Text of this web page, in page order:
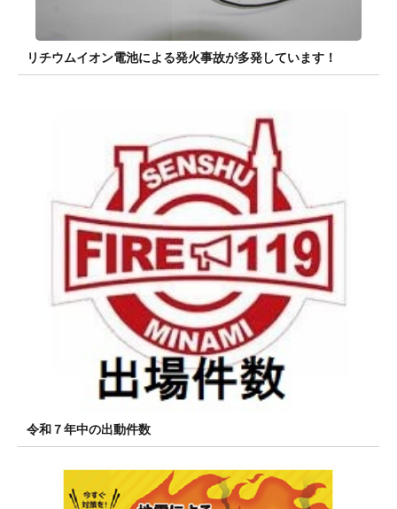
リチウムイオン電池による発火事故が多発しています！
令和７年中の出動件数